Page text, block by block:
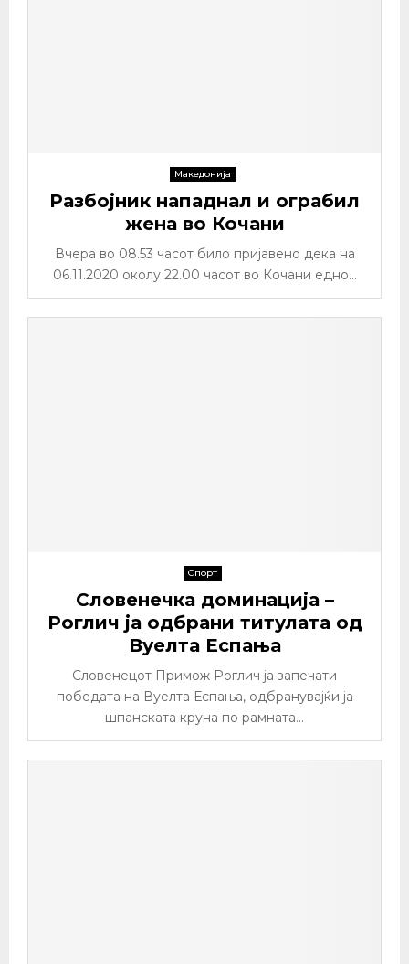
Македонија
Разбојник нападнал и ограбил
жена во Кочани
Вчера во 08.53 часот било пријавено дека на
06.11.2020 околу 22.00 часот во Кочани едно...
Спорт
Словенечка доминација –
Роглич ја одбрани титулата од
Вуелта Еспања
Словенецот Примож Роглич ја запечати
победата на Вуелта Еспања, одбранувајќи ја
шпанската круна по рамната...